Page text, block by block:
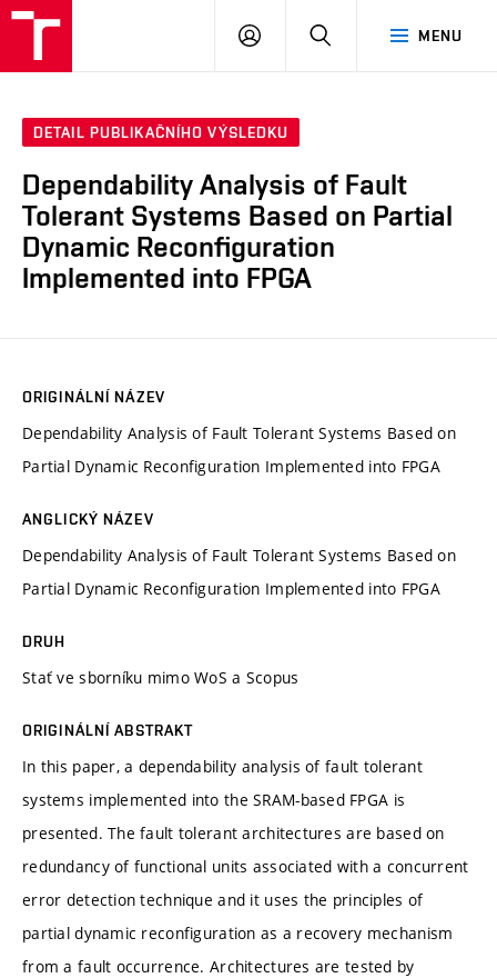
MENU
PŘIHLÁSIT
DETAIL PUBLIKAČNÍHO VÝSLEDKU
Dependability Analysis of Fault
Tolerant Systems Based on Partial
Dynamic Reconfiguration
Implemented into FPGA
ORIGINÁLNÍ NÁZEV
Dependability Analysis of Fault Tolerant Systems Based on
Partial Dynamic Reconfiguration Implemented into FPGA
ANGLICKÝ NÁZEV
Dependability Analysis of Fault Tolerant Systems Based on
Partial Dynamic Reconfiguration Implemented into FPGA
DRUH
Stať ve sborníku mimo WoS a Scopus
ORIGINÁLNÍ ABSTRAKT
In this paper, a dependability analysis of fault tolerant
systems implemented into the SRAM-based FPGA is
presented. The fault tolerant architectures are based on
redundancy of functional units associated with a concurrent
error detection technique and it uses the principles of
partial dynamic reconfiguration as a recovery mechanism
from a fault occurrence. Architectures are tested by